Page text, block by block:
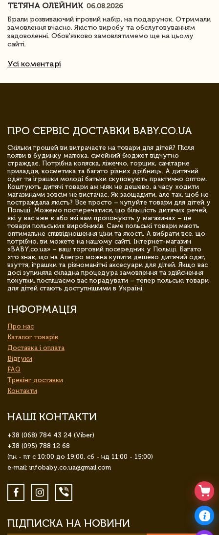
ТЕТЯНА ОЛЕЙНИК 06.08.2026
Брали розвиваючий ігровий набір, на подарунок. Отримали
замовлення вчасно. Якістю виробу та обслуговуванням
задоволенні. Обов'язково замовлятимемо ще на цьому
сайті.
Усі коментарі
ПРО СЕРВІС ДОСТАВКИ BABY.CO.UA
Скільки грошей ви витрачаєте на товари для дітей? Після
появи в будинку малюка, сімейний бюджет відчутно
страждає. Потрібна коляска, ліжечко, горщик, санітарне
приладдя, косметика та багато різних дрібниць. А дитячий
одяг та іграшки молоді батьки скуповують практично оптом.
Коштують дитячі товари аж ніяк не дешево, а часу ходити
магазинами зовсім не вистачає. Як заощадити, але так, щоб не
постраждала якість? Все просто – купуйте товари для дітей у
Польщі. Можемо посперечатися, що більшість дитячих речей,
які у вас вже є або які вам пропонують у магазинах – це
товари польських виробників. Саме польські товари мають
оптимальне співвідношення ціни та якості. А вибрати все, що
потрібно, ви можете на нашому сайті. Інтернет-магазин
«BABY.co.ua» – ваш торговий посередник у Польщі. Багато
хто знає, що на Алегро можна купити дешево дитячий одяг,
взуття, іграшки та різноманітні аксесуари для дітей. Якщо вас
досі зупиняла складна процедура замовлення та здійснення
покупки, поспішаємо вас порадувати – тепер польські товари
для дітей стають доступнішими в Україні.
ІНФОРМАЦІЯ
Про нас
Каталог товарів
Доставка і оплата
Відгуки
FAQ
Трекінг доставки
Контакти
НАШІ КОНТАКТИ
+38 (068) 784 43 24 (Viber)
+38 (095) 788 12 68
(пн - пт с 10:00 до 19:00, сб - нд 11:00 - 15:00)
e-mail: infobaby.co.ua@gmail.com
ПІДПИСКА НА НОВИНИ